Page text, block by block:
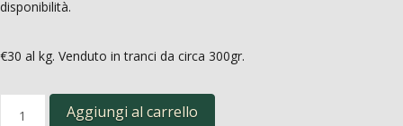
disponibilità.
€30 al kg. Venduto in tranci da circa 300gr.
Aggiungi al carrello